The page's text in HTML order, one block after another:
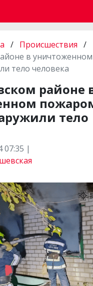
/ Происшествия /
в
тело человека
районе
тело
07:35 |